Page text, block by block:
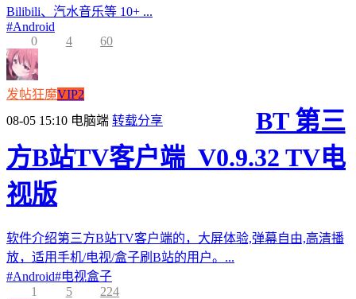
Bilibili、汽水音乐等 10+ ...
#Android
0
4 60
发帖狂魔VIP2
08-05 15:10 电脑端 转载分享
BT 第三
方B站TV客户端_V0.9.32 TV电
视版
软件介绍第三方B站TV客户端的，大屏体验,弹幕自由,高清播
放，适用手机/电视/盒子刷B站的用户。...
#Android#电视盒子
1
5 224